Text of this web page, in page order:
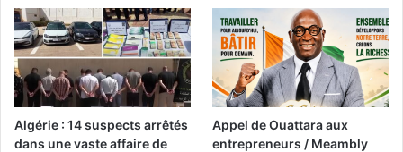
Algérie : 14 suspects arrêtés
dans une vaste affaire de
Appel de Ouattara aux
entrepreneurs / Meambly